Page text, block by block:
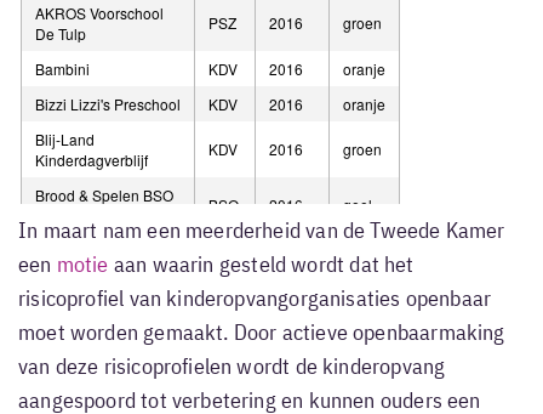
In maart nam een meerderheid van de Tweede Kamer
een motie aan waarin gesteld wordt dat het
risicoprofiel van kinderopvangorganisaties openbaar
moet worden gemaakt. Door actieve openbaarmaking
van deze risicoprofielen wordt de kinderopvang
aangespoord tot verbetering en kunnen ouders een